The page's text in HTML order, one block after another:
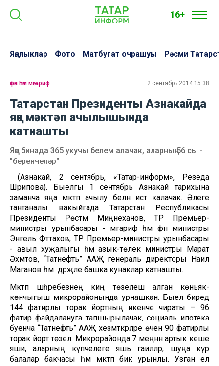
16+
Яңалыклар Фото Матбугат очрашуы Рәсми
фән һәм мәгариф 2 сентябрь 2014 15:38
Татарстан Президенты Азнакайда
яңа мәктәп ачылышында
катнашты
Яңа бинада 365 укучы белем алачак, аларның 56 сы -
"беренчеләр"
(Азнакай, 2 сентябрь, «Татар-информ», Резеда
Шәрипова). Быелгы 1 сентябрь Азнакай тарихына
заманча яңа мәктәп ачылу белән истә калачак. Әлеге
тантаналы вакыйгада Татарстан Республикасы
Президенты Рөстәм Миңнеханов, ТР Премьер-
министры урынбасары - мәгариф һәм фән министры
Энгель Фәттахов, ТР Премьер-министры урынбасары
- авыл хуҗалыгы һәм азык-төлек министры Марат
Әхмәтов, “Татнефть” ААҖ генераль директоры Наил
Маганов һәм дәрәҗәле башка кунаклар катнашты.
Мәктәп шәһәребезнең киң төзелеш алган көньяк-
көнчыгыш микрорайонында урнашкан. Быел биредә
144 фатирлы торак йортның икенче чираты – 96
фатир файдалануга тапшырылачак, социаль ипотека
буенча “Татнефть” ААҖ хезмәткәрләре өчен 90 фатирлы
торак йорт төзелә. Микрорайонда 7 меңнән артык кеше
яши, аларның күпчелеге яшь гаиләләр, шуңа күрә
балалар бакчасы һәм мәктәп бик урынлы. Узган ел